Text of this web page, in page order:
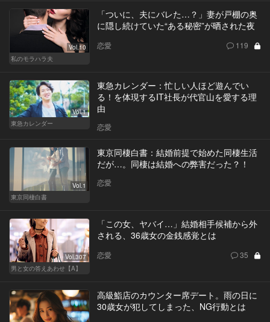
Vol.10
私のモラハラ夫
「ついに、夫にバレた…？」妻が戸棚の奥
に隠し続けていた“ある秘密”が晒された夜
恋愛 119
Vol.1
東急カレンダー
東急カレンダー：忙しい人ほど遊んでい
る！を体現するIT社長が代官山を愛する理
由
恋愛
Vol.1
東京同棲白書
東京同棲白書：結婚前提で始めた同棲生活
だが…。同棲は結婚への弊害だった？！
恋愛
Vol.307
男と女の答えあわせ【A】
「この女、ヤバイ…」結婚相手候補から外
される、36歳女の金銭感覚とは
恋愛 35
高級鮨店のカウンター席デート。雨の日に
30歳女が犯してしまった、NG行動とは